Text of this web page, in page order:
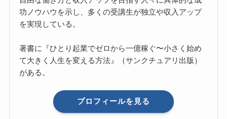
功ノウハウを示し、多くの受講生が独立や収入アップ
を実現している。
著書に『ひとり起業でゼロから一億稼ぐ〜小さく始め
て大きく人生を変える方法』（サンクチュアリ出版）
がある。
プロフィールを見る